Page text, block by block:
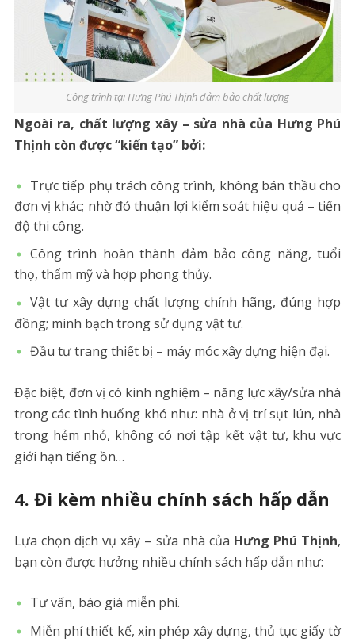
Công trình tại Hưng Phú Thịnh đảm bảo chất lượng
Ngoài ra, chất lượng xây – sửa nhà của Hưng Phú
Thịnh còn được “kiến tạo” bởi:
Trực tiếp phụ trách công trình, không bán thầu cho
đơn vị khác; nhờ đó thuận lợi kiểm soát hiệu quả – tiến
độ thi công.
Công trình hoàn thành đảm bảo công năng, tuổi
thọ, thẩm mỹ và hợp phong thủy.
Vật tư xây dựng chất lượng chính hãng, đúng hợp
đồng; minh bạch trong sử dụng vật tư.
Đầu tư trang thiết bị – máy móc xây dựng hiện đại.
Đặc biệt, đơn vị có kinh nghiệm – năng lực xây/sửa nhà
trong các tình huống khó như: nhà ở vị trí sụt lún, nhà
trong hẻm nhỏ, không có nơi tập kết vật tư, khu vực
giới hạn tiếng ồn…
4. Đi kèm nhiều chính sách hấp dẫn
Lựa chọn dịch vụ xây – sửa nhà của Hưng Phú Thịnh,
bạn còn được hưởng nhiều chính sách hấp dẫn như:
Tư vấn, báo giá miễn phí.
Miễn phí thiết kế, xin phép xây dựng, thủ tục giấy tờ